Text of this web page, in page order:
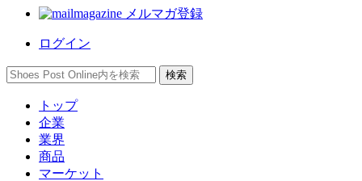
メルマガ登録
ログイン
トップ
企業
業界
商品
マーケット